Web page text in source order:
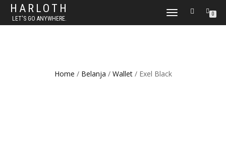
HARLOTH
LET'S GO ANYWHERE.
TOGGLE
0
Home / Belanja / Wallet/ Exel Black